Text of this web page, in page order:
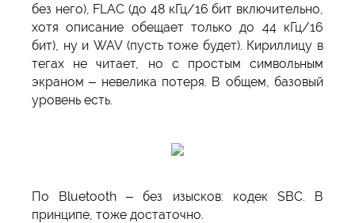
без него), FLAC (до 48 кГц/16 бит включительно,
хотя описание обещает только до 44 кГц/16
бит), ну и WAV (пусть тоже будет). Кириллицу в
тегах не читает, но с простым символьным
экраном – невелика потеря. В общем, базовый
уровень есть.
По Bluetooth – без изысков: кодек SBC. В
принципе, тоже достаточно.